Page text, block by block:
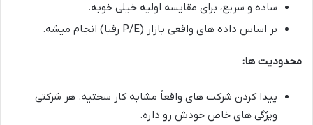
ساده و سریع، برای مقایسه اولیه خیلی خوبه.
بر اساس داده های واقعی بازار (P/E رقبا) انجام میشه.
محدودیت ها:
پیدا کردن شرکت های واقعاً مشابه کار سختیه. هر شرکتی
ویژگی های خاص خودش رو داره.